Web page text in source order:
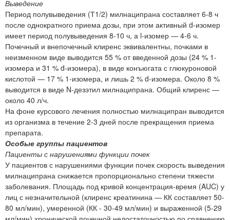
Выведение
Период полувыведения (Т1/2) милнаципрана составляет 6-8 ч
после однократного приема дозы, при этом активный d-изомер
имеет период полувыведения 8-10 ч, а l-изомер — 4-6 ч.
Почечный и внепочечный клиренс эквивалентны, почками в
неизменном виде выводится 55 % от введенной дозы (24 % 1-
изомера и 31 % d-изомера), в виде конъюгата с глюкуроновой
кислотой — 17 % 1-изомера, и лишь 2 % d-изомера. Около 8 %
выводится в виде N-дезэтил милнаципрана. Общий клиренс —
около 40 л/ч.
На фоне курсового лечения полностью милнаципран выводится
из организма в течение 2-3 дней после прекращения приема
препарата.
Особые группы пациентов
Пациенты с нарушениями функции почек
У пациентов с нарушениями функции почек скорость выведения
милнаципрана снижается пропорционально степени тяжести
заболевания. Площадь под кривой концентрация-время (AUC) у
лиц с незначительной (клиренс креатинина — КК составляет 50-
80 мл/мин), умеренной (КК - 30-49 мл/мин) и выраженной (5-29